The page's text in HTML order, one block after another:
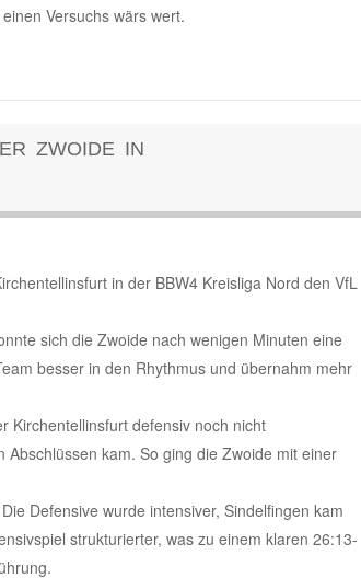
Versuchs wärs wert.
ZWOIDE IN
in der BBW4 Kreisliga Nord den VfL
sich die Zwoide nach wenigen Minuten eine
besser in den Rhythmus und übernahm mehr
Kirchentellinsfurt defensiv noch nicht
kam. So ging die Zwoide mit einer
Defensive wurde intensiver, Sindelfingen kam
strukturierter, was zu einem klaren 26:13-